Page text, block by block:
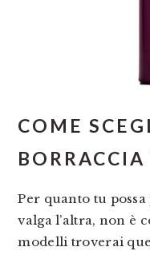
COME
Per quanto tu
valga l’altra, non è
modelli troverai